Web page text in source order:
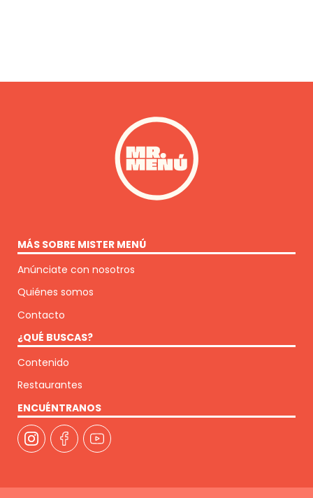
MÁS SOBRE MISTER MENÚ
Anúnciate con nosotros
Quiénes somos
Contacto
¿QUÉ BUSCAS?
Contenido
Restaurantes
ENCUÉNTRANOS